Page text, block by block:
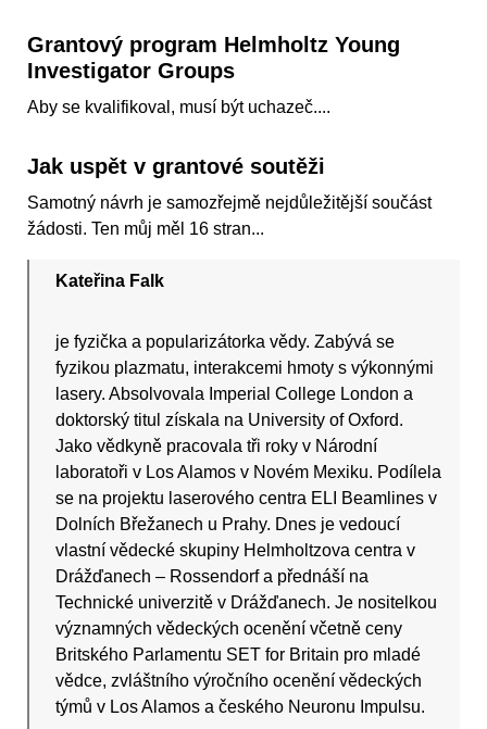
Grantový program Helmholtz Young
Investigator Groups
Aby se kvalifikoval, musí být uchazeč....
Jak uspět v grantové soutěži
Samotný návrh je samozřejmě nejdůležitější součást
žádosti. Ten můj měl 16 stran...
Kateřina Falk
je fyzička a popularizátorka vědy. Zabývá se
fyzikou plazmatu, interakcemi hmoty s výkonnými
lasery. Absolvovala Imperial College London a
doktorský titul získala na University of Oxford.
Jako vědkyně pracovala tři roky v Národní
laboratoři v Los Alamos v Novém Mexiku. Podílela
se na projektu laserového centra ELI Beamlines v
Dolních Břežanech u Prahy. Dnes je vedoucí
vlastní vědecké skupiny Helmholtzova centra v
Drážďanech – Rossendorf a přednáší na
Technické univerzitě v Drážďanech. Je nositelkou
významných vědeckých ocenění včetně ceny
Britského Parlamentu SET for Britain pro mladé
vědce, zvláštního výročního ocenění vědeckých
týmů v Los Alamos a českého Neuronu Impulsu.